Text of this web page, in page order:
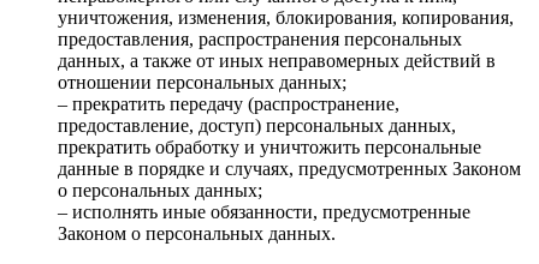
уничтожения, изменения, блокирования, копирования,
предоставления, распространения персональных
данных, а также от иных неправомерных действий в
отношении персональных данных;
– прекратить передачу (распространение,
предоставление, доступ) персональных данных,
прекратить обработку и уничтожить персональные
данные в порядке и случаях, предусмотренных Законом
о персональных данных;
– исполнять иные обязанности, предусмотренные
Законом о персональных данных.